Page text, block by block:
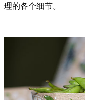
理的各个细节。